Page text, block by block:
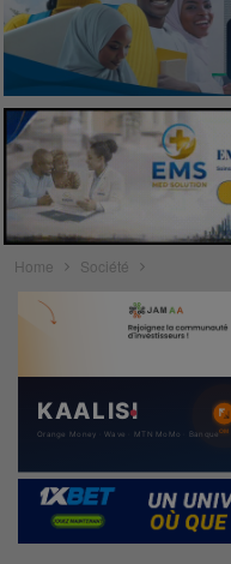
Home Société